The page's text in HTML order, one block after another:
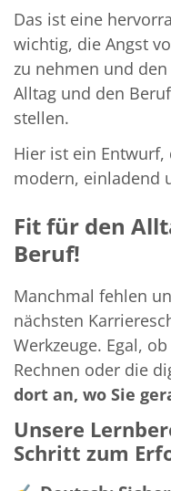
Das ist eine
wichtig, die Angst
zu nehmen und
Alltag und den
stellen.
Hier ist ein
modern, einladend
Fit für den
Beruf!
Manchmal fehlen
nächsten
Werkzeuge. Egal,
Rechnen oder die
dort an, wo Sie
Unsere
Schritt zum